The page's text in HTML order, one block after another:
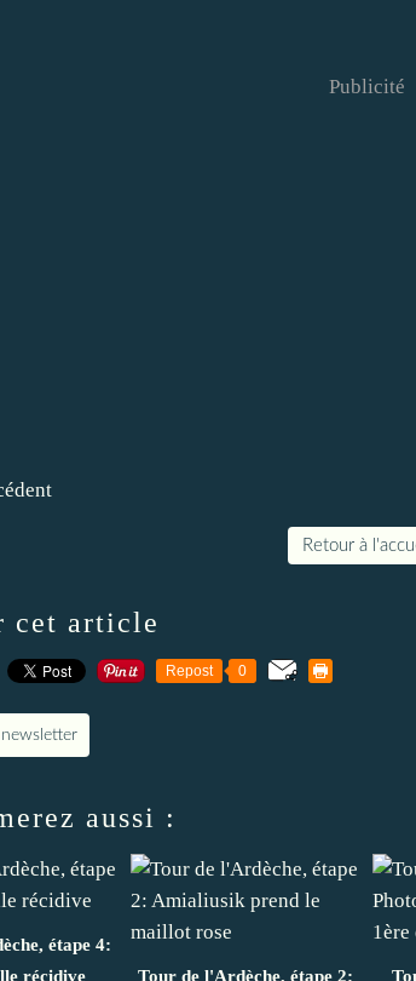
Publicité
Retour à
cet article
Repost 0
aussi :
étape 4:
récidive
Tour de l'Ardèche, étape 2: